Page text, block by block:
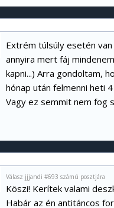
Extrém túlsúly esetén
annyira mert fáj
kapni...) Arra gondoltam,
hónap után felmenni heti
Vagy ez semmit nem fog
Válasz jjjandi #693 számú posztjára
Köszi! Kerítek valami
Habár az én antitáncos